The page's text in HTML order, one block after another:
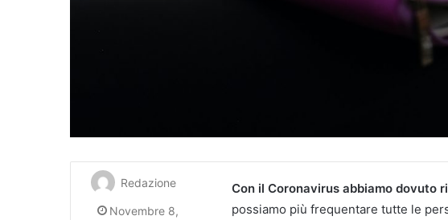
Con il Coronavirus abbiamo dovuto
possiamo più frequentare tutte le
Redazione
Novembre 8,